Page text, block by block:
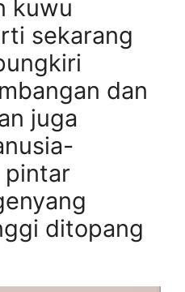
kuwu
sekarang
dan
juga
pintar
ditopang